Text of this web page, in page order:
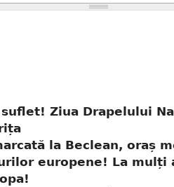
Ziua Drapelului
la Beclean, oraș
europene! La mulți